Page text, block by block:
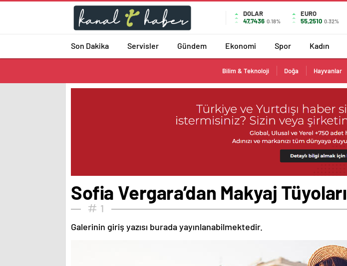
DOLAR
47,7436 0.18%
EURO
55,2510 0.32%
Son Dakika Servisler Gündem Ekonomi Spor Kadın
Bilim & Teknoloji Doğa Hayvanlar
Sofia Vergara’dan Makyaj Tüyoları
1
Galerinin giriş yazısı burada yayınlanabilmektedir.